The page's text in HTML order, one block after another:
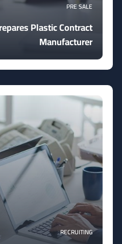
PRE SALE
Plastic Contract
Manufacturer
RECRUITING